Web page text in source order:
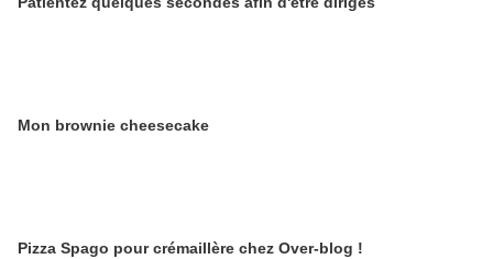
Mon brownie cheesecake
Pizza Spago pour crémaillère chez Over-blog !